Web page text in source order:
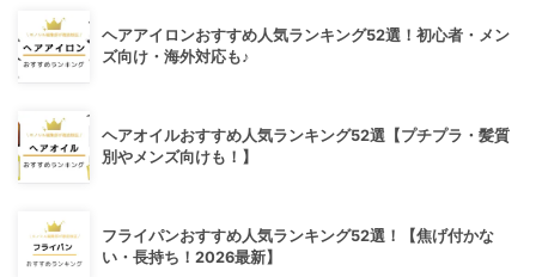
ヘアアイロンおすすめ人気ランキング52選！初心者・メン
ズ向け・海外対応も♪
ヘアオイルおすすめ人気ランキング52選【プチプラ・髪質
別やメンズ向けも！】
フライパンおすすめ人気ランキング52選！【焦げ付かな
い・長持ち！2026最新】